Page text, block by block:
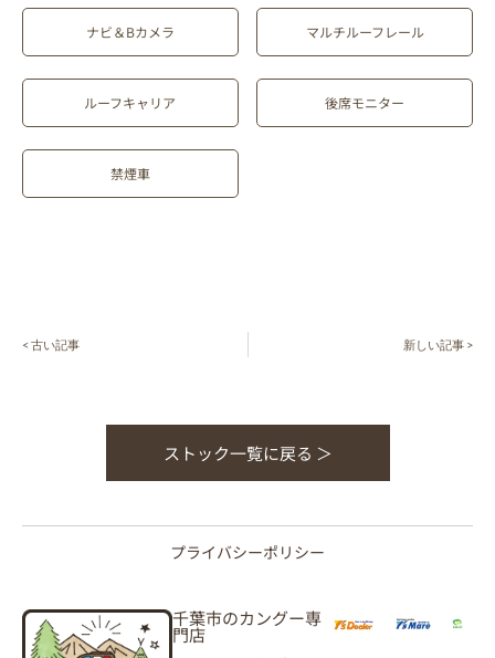
ナビ＆Bカメラ マルチルーフレール
ルーフキャリア 後席モニター
禁煙車
< 古い記事 新しい記事 >
ストック一覧に戻る ＞
プライバシーポリシー
千葉市のカングー専
門店